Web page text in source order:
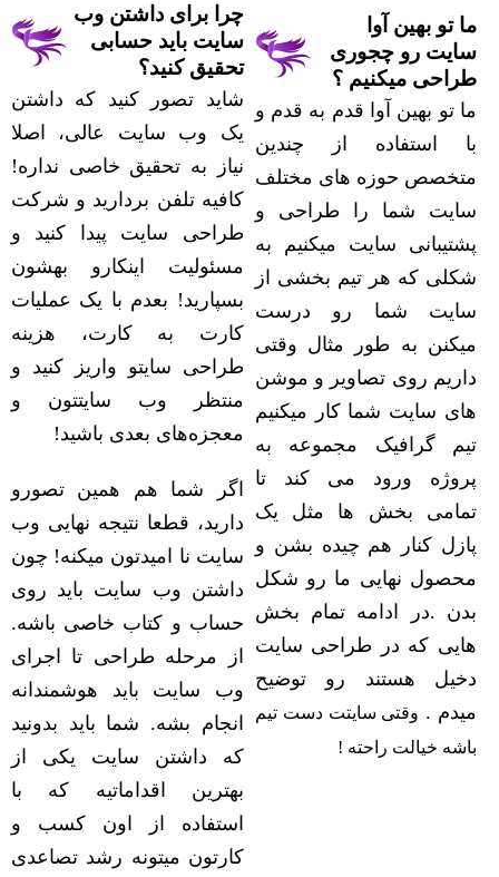
ما تو بهین آوا
سایت رو چجوری
طراحی میکنیم ؟
ما تو بهین آوا قدم به قدم و
با استفاده از چندین
متخصص حوزه های مختلف
سایت شما را طراحی و
پشتیبانی سایت میکنیم به
شکلی که هر تیم بخشی از
سایت شما رو درست
میکنن به طور مثال وقتی
داریم روی تصاویر و موشن
های سایت شما کار میکنیم
تیم گرافیک مجموعه به
پروژه ورود می کند تا
تمامی بخش ها مثل یک
پازل کنار هم چیده بشن و
محصول نهایی ما رو شکل
بدن .در ادامه تمام بخش
هایی که در طراحی سایت
دخیل هستند رو توضیح
میدم . وقتی سایتت دست تیم
باشه خیالت راحته !
چرا برای داشتن وب
سایت باید حسابی
تحقیق کنید؟
شاید تصور کنید که داشتن
یک وب سایت عالی، اصلا
نیاز به تحقیق خاصی نداره!
کافیه تلفن بردارید و شرکت
طراحی سایت پیدا کنید و
مسئولیت اینکارو بهشون
بسپارید! بعدم با یک عملیات
کارت به کارت، هزینه
طراحی سایتو واریز کنید و
منتظر وب سایتتون و
معجزه‌های بعدی باشید!
اگر شما هم همین تصورو
دارید، قطعا نتیجه نهایی وب
سایت نا امیدتون میکنه! چون
داشتن وب سایت باید روی
حساب و کتاب خاصی باشه.
از مرحله طراحی تا اجرای
وب سایت باید هوشمندانه
انجام بشه. شما باید بدونید
که داشتن سایت یکی از
بهترین اقداماتیه که با
استفاده از اون کسب و
کارتون میتونه رشد تصاعدی